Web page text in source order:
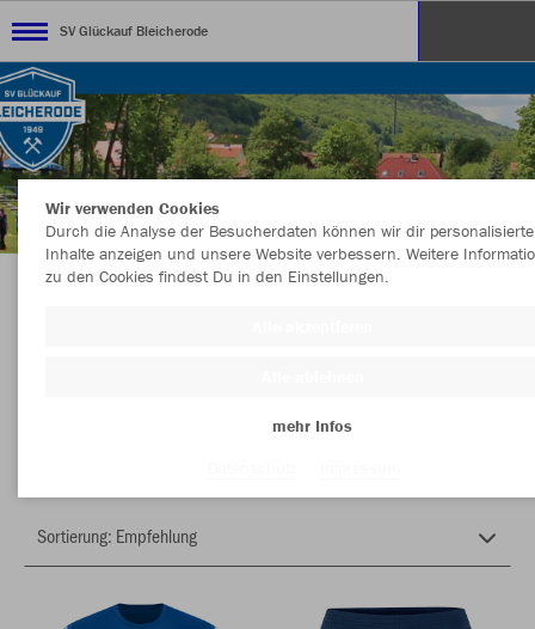
SV Glückauf Bleicherode
Wir verwenden Cookies
Durch die Analyse der Besucherdaten können wir dir personalisierte
Inhalte anzeigen und unsere Website verbessern. Weitere
zu den Cookies findest Du in den Einstellungen.
mehr Infos